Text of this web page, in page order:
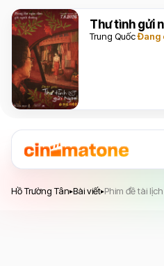
Thư tình gửi
Trung QuốcĐang
Hồ Trường Tân▸Bài viết▸Phim đề tài